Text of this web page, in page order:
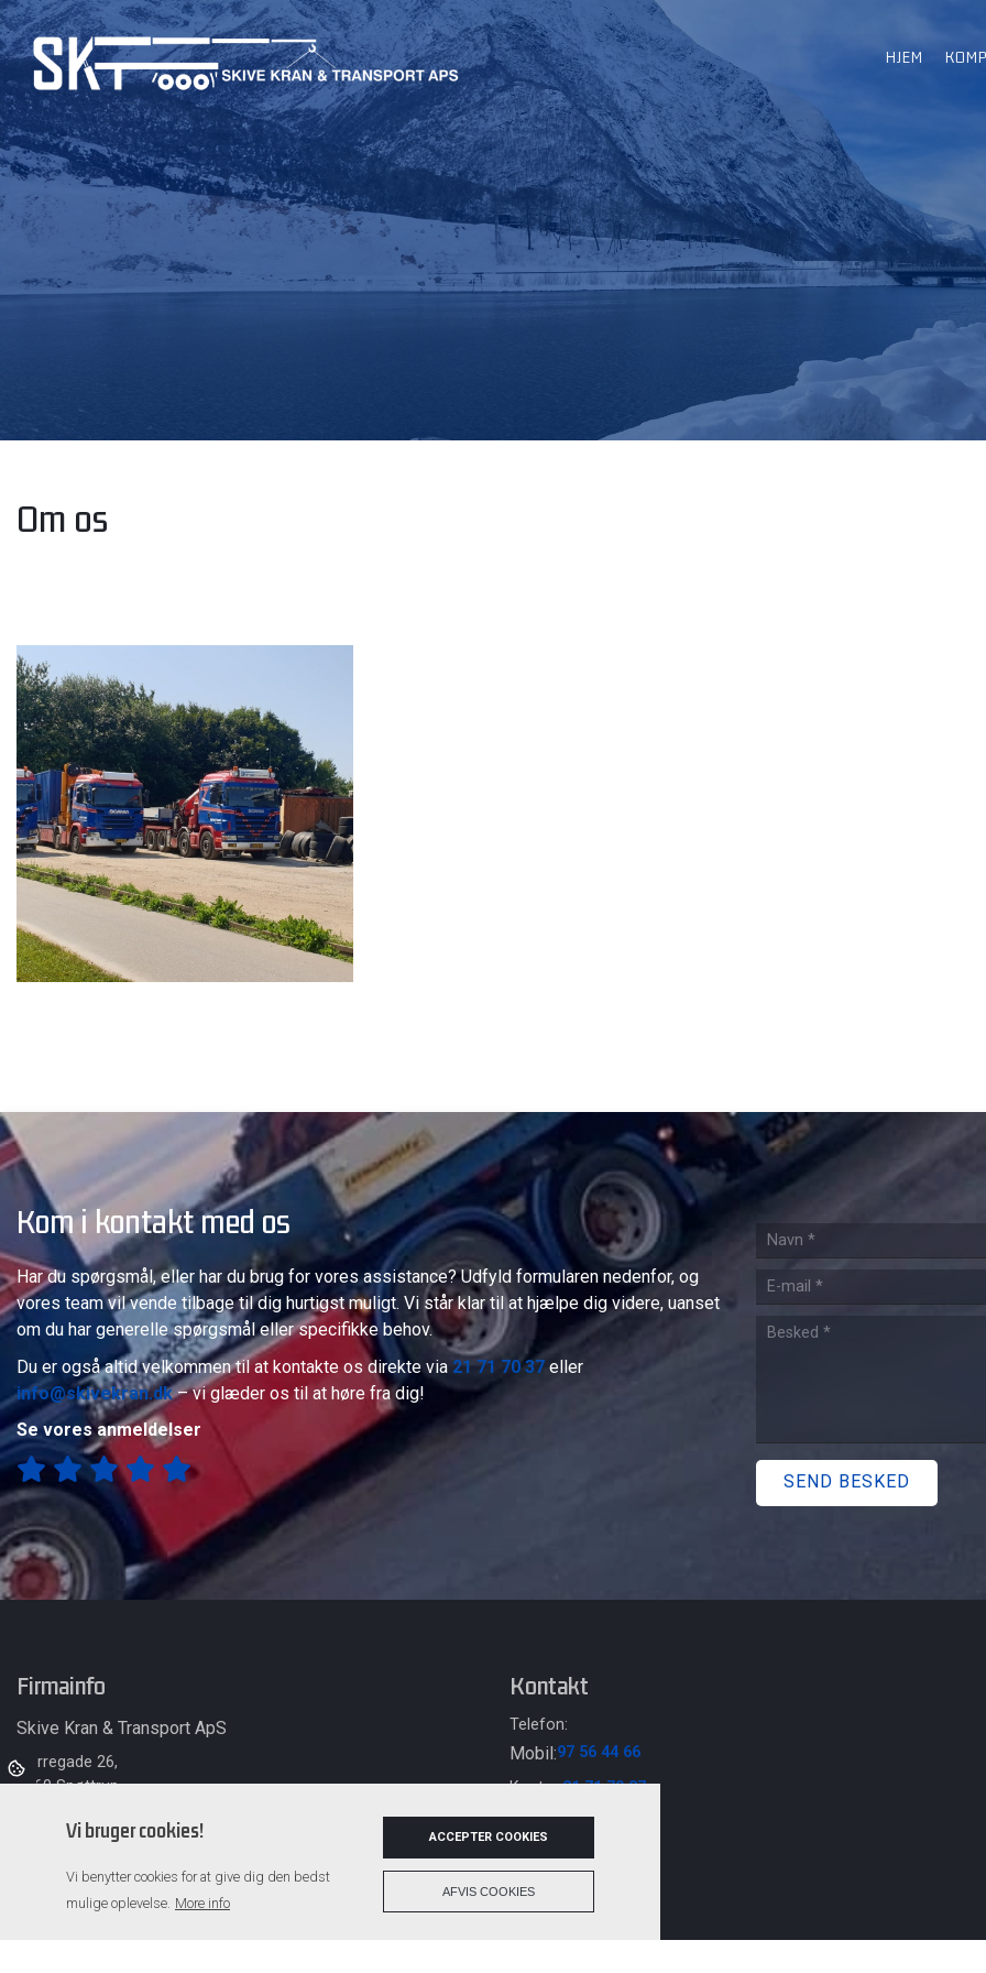
Gå
til
hovedindhold
HJEM
Om os
Kom i kontakt med os
Har du spørgsmål, eller har du brug for vores assistance? Udfyld formularen nedenfor, og
vores team vil vende tilbage til dig hurtigst muligt. Vi står klar til at hjælpe dig videre, uanset
om du har generelle spørgsmål eller specifikke behov.
Du er også altid velkommen til at kontakte os direkte via 21 71 70 37 eller
info@skivekran.dk– vi glæder os til at høre fra dig!
Se vores anmeldelser
Firmainfo
Skive Kran & Transport ApS
Nørregade 26,
7860 Spøttrup
Kontakt
Telefon:
Mobil:97 56 44 66
Kontor:21 71 70 37
Email:
info@skivekran.dk
Vi bruger cookies!
Vi benytter cookies for at give dig den bedst
mulige oplevelse. More info
ACCEPTER COOKIES
AFVIS COOKIES